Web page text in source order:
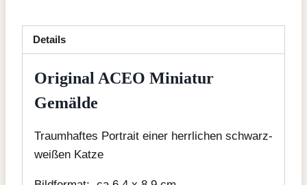
Details
Original ACEO Miniatur
Gemälde
Traumhaftes Portrait einer herrlichen schwarz-
weißen Katze